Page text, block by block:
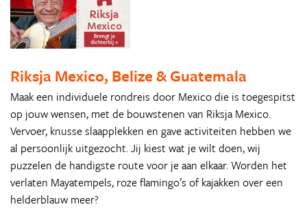
Riksja Mexico, Belize & Guatemala
Maak een individuele rondreis door Mexico die is toegespitst
op jouw wensen, met de bouwstenen van Riksja Mexico.
Vervoer, knusse slaapplekken en gave activiteiten hebben we
al persoonlijk uitgezocht. Jij kiest wat je wilt doen, wij
puzzelen de handigste route voor je aan elkaar. Worden het
verlaten Mayatempels, roze flamingo’s of kajakken over een
helderblauw meer?